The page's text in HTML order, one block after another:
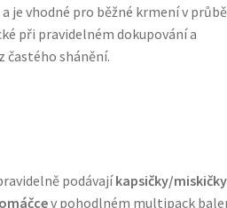
je vhodné pro běžné krmení v
při pravidelném dokupování a
častého shánění.
podávajíkapsičky/miskičky
v pohodlném multipack